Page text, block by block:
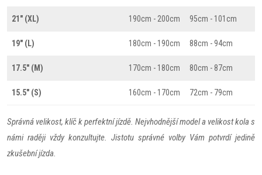
21" (XL) 190cm - 200cm 95cm - 101cm
19" (L) 180cm - 190cm 88cm - 94cm
17.5" (M) 170cm - 180cm 80cm - 87cm
15.5" (S) 160cm - 170cm 72cm - 79cm
Správná velikost, klíč k perfektní jízdě. Nejvhodnější model a velikost kola s
námi raději vždy konzultujte. Jistotu správné volby Vám potvrdí jedině
zkušební jízda.